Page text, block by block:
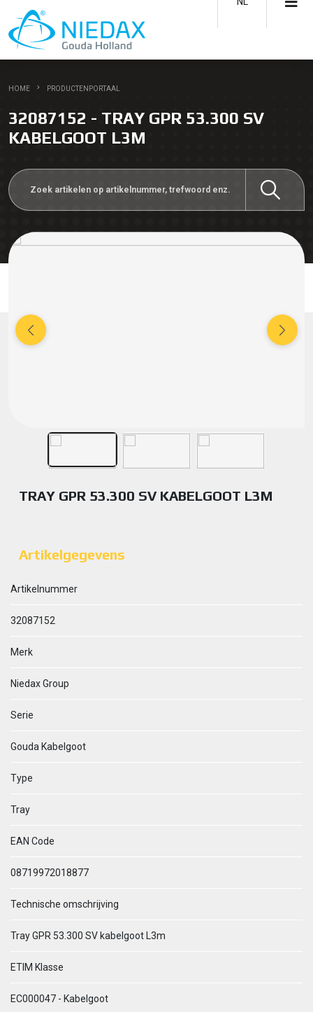
HOME PRODUCTENPORTAAL
32087152 - TRAY GPR 53.300 SV
KABELGOOT L3M
TRAY GPR 53.300 SV KABELGOOT L3M
Artikelgegevens
Artikelnummer
32087152
Merk
Niedax Group
Serie
Gouda Kabelgoot
Type
Tray
EAN Code
08719972018877
Technische omschrijving
Tray GPR 53.300 SV kabelgoot L3m
ETIM Klasse
EC000047 - Kabelgoot